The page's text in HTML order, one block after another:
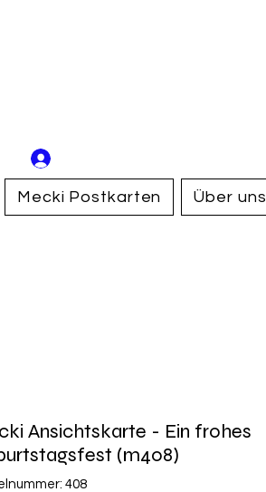
Mecki Postkarten Über uns
Ansichtskarte - Ein frohes
(m408)
408